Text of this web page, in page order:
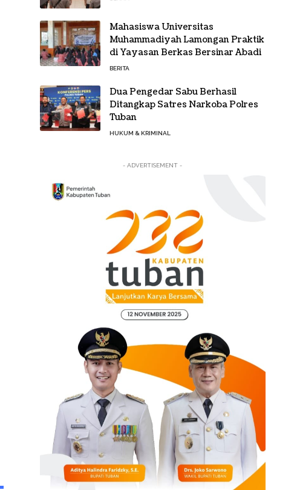
Mahasiswa Universitas
Muhammadiyah Lamongan Praktik
di Yayasan Berkas Bersinar Abadi
BERITA
Dua Pengedar Sabu Berhasil
Ditangkap Satres Narkoba Polres
Tuban
HUKUM & KRIMINAL
- ADVERTISEMENT -